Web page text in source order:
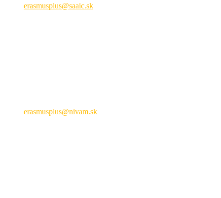
erasmusplus@saaic.sk
erasmusplus@nivam.sk